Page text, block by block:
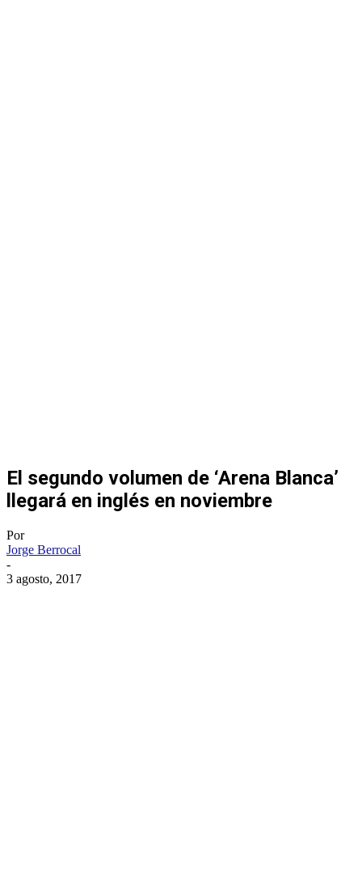
El segundo volumen de ‘Arena Blanca’
llegará en inglés en noviembre
Por
Jorge Berrocal
-
3 agosto, 2017